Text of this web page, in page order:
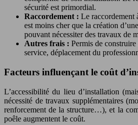
sécurité est primordial.
Raccordement : Le raccordement
est moins cher que la création
pouvant nécessiter des travaux de
Autres frais : Permis de construire
service, déplacement du
Facteurs influençant le coût
L’accessibilité du lieu d’installation
nécessité de travaux supplémentaires
renforcement de la structure…), et la
poêle augmentent le coût.